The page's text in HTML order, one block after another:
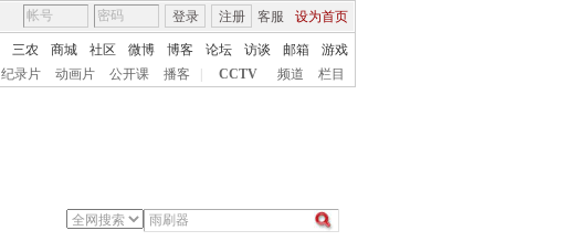
客服 设为首页
登录 注册
三农 商城 社区 微博 博客 论坛 访谈 邮箱
游戏
纪录片 动画片 公开课 播客 CCTV 频道 栏目